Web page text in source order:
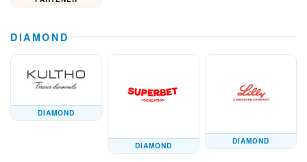
DIAMOND
DIAMOND
DIAMOND
DIAMOND